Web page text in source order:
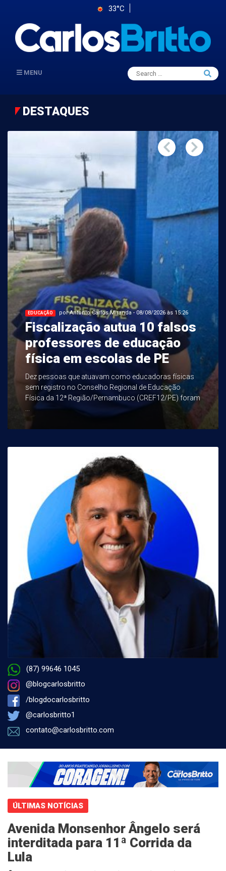
33°C
MENU
Search
for:
Search
DESTAQUES
EDUCAÇÃO por Antonio Carlos Miranda - 08/08/2026 às 15:26
Fiscalização autua 10 falsos
professores de educação
física em escolas de PE
Dez pessoas que atuavam como educadoras físicas
sem registro no Conselho Regional de Educação
Física da 12ª Região/Pernambuco (CREF12/PE) foram
(87) 99646 1045
@blogcarlosbritto
/blogdocarlosbritto
@carlosbritto1
contato@carlosbritto.com
ÚLTIMAS NOTÍCIAS
Avenida Monsenhor Ângelo será
interditada para 11ª Corrida da
Lula